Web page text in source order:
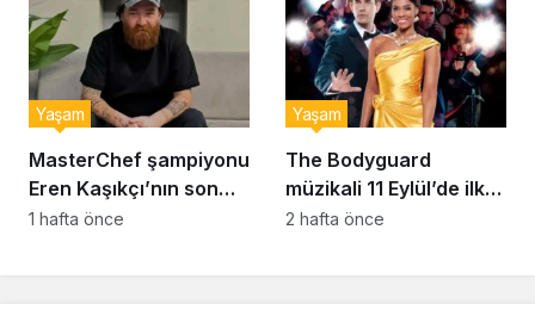
MasterChef şampiyonu
Eren Kaşıkçı’nın son
anlarındaki kahreden
Yaşam
1 hafta önce
The Bodyguard
müzikali 11 Eylül’de ilk
kez Türkiye’de
Yaşam
2 hafta önce